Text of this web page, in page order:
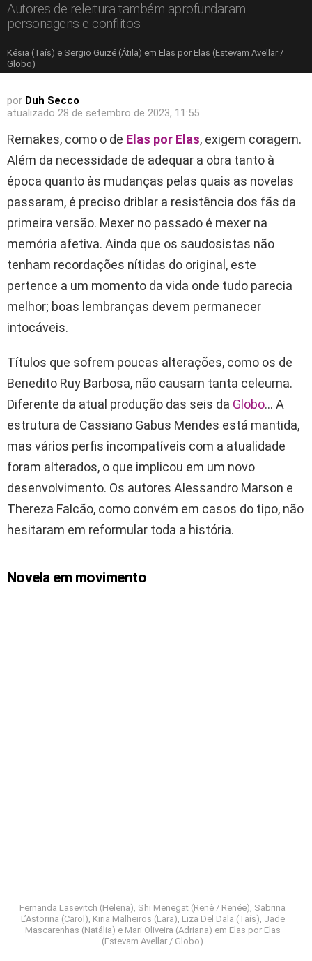
Autores de releitura também aprofundaram
personagens e conflitos
Késia (Taís) e Sergio Guizé (Átila) em Elas por Elas (Estevam Avellar /
Globo)
por Duh Secco
atualizado 28 de setembro de 2023, 11:55
Remakes, como o de Elas por Elas, exigem coragem.
Além da necessidade de adequar a obra tanto à
época quanto às mudanças pelas quais as novelas
passaram, é preciso driblar a resistência dos fãs da
primeira versão. Mexer no passado é mexer na
memória afetiva. Ainda que os saudosistas não
tenham recordações nítidas do original, este
pertence a um momento da vida onde tudo parecia
melhor; boas lembranças devem permanecer
intocáveis.
Títulos que sofrem poucas alterações, como os de
Benedito Ruy Barbosa, não causam tanta celeuma.
Diferente da atual produção das seis da Globo… A
estrutura de Cassiano Gabus Mendes está mantida,
mas vários perfis incompatíveis com a atualidade
foram alterados, o que implicou em um novo
desenvolvimento. Os autores Alessandro Marson e
Thereza Falcão, como convém em casos do tipo, não
hesitaram em reformular toda a história.
Novela em movimento
Fernanda Lasevitch (Helena), Shi Menegat (Renê / Renée), Sabrina
L’Astorina (Carol), Kiria Malheiros (Lara), Liza Del Dala (Taís), Jade
Mascarenhas (Natália) e Mari Oliveira (Adriana) em Elas por Elas
(Estevam Avellar / Globo)